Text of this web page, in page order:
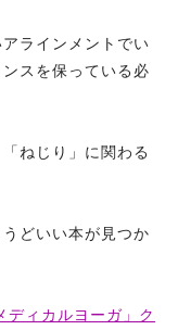
ラインメントでい
スを保っている必
ねじり」に関わる
どいい本が見つか
ディカルヨーガ」ク